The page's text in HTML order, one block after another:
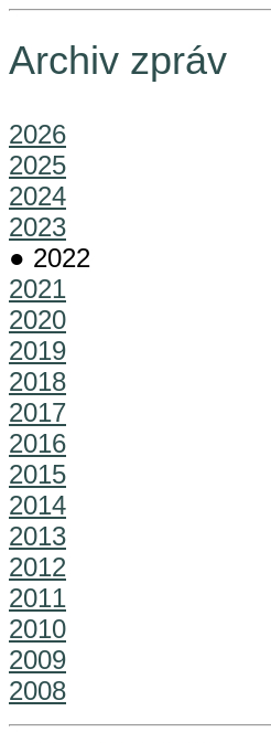
Archiv zpráv
2026
2025
2024
2023
● 2022
2021
2020
2019
2018
2017
2016
2015
2014
2013
2012
2011
2010
2009
2008